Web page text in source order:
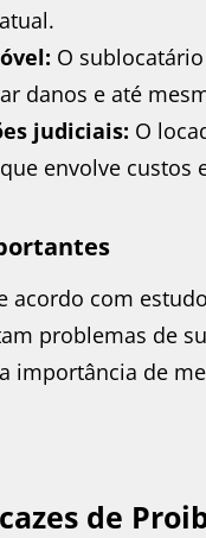
O
danos e até
judiciais: O
envolve custos
acordo com
problemas de
importância de
de